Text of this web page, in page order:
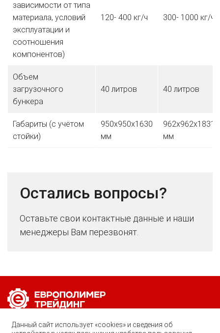
зависимости от типа
материала, условий
эксплуатации и
соотношения
компонентов)
120- 400 кг/ч 300- 1000 кг/ч
Объем
загрузочного
бункера
40 литров 40 литров
Габариты (с учётом
стойки)
950x950x1630
мм
962x962x1831
мм
Остались вопросы?
Оставьте свои контактные данные и наши
менеджеры Вам перезвонят.
Позвоните нам по любому вопросу:
Данный сайт использует «cookies» и сведения об